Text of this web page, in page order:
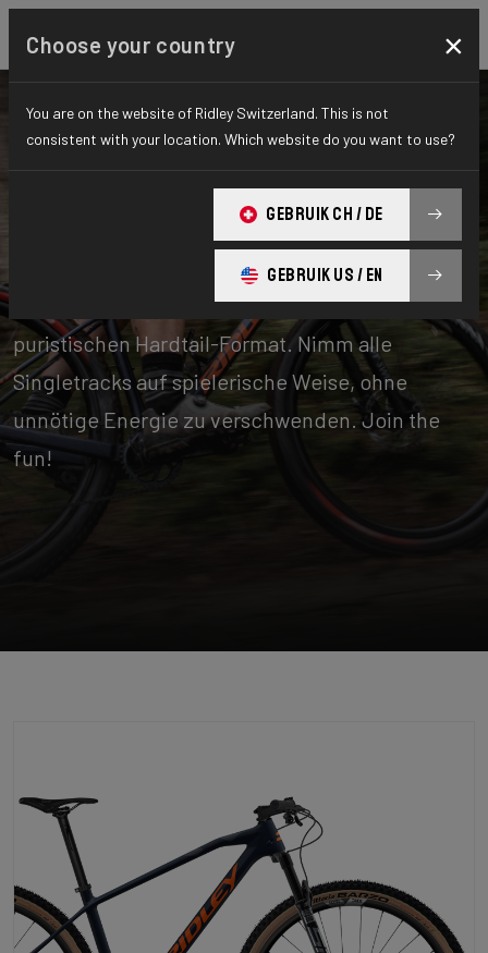
Mountainbike
Ein Fahrrad für echtes Mountainbiking im
puristischen Hardtail-Format. Nimm alle
Singletracks auf spielerische Weise, ohne
unnötige Energie zu verschwenden. Join the
fun!
Choose your country ×
You are on the website of Ridley Switzerland. This is not
consistent with your location. Which website do you want to use?
GEBRUIK CH / DE
GEBRUIK US / EN